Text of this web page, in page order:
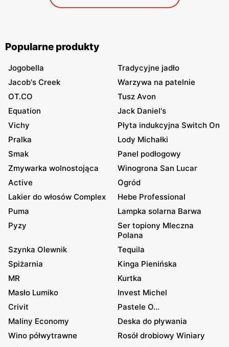
Popularne produkty
Jogobella
Tradycyjne jadło
Jacob's Creek
Warzywa na patelnie
OT.CO
Tusz Avon
Equation
Jack Daniel's
Vichy
Płyta indukcyjna Switch On
Pralka
Lody Michałki
Smak
Panel podłogowy
Zmywarka wolnostojąca
Winogrona San Lucar
Active
Ogród
Lakier do włosów Complex
Hebe Professional
Puma
Lampka solarna Barwa
Pyzy
Ser topiony Mleczna
Polana
Szynka Olewnik
Tequila
Spiżarnia
Kinga Pienińska
MR
Kurtka
Masło Lumiko
Invest Michel
Crivit
Pastele O...
Maliny Economy
Deska do pływania
Wino półwytrawne
Rosół drobiowy Winiary